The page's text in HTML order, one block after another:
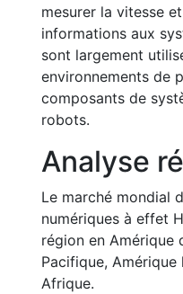
mesurer la vitesse
informations aux
sont largement
environnements de
composants de
robots.
Analyse
Le marché mondial
numériques à effet
région en Amérique
Pacifique,
Afrique.